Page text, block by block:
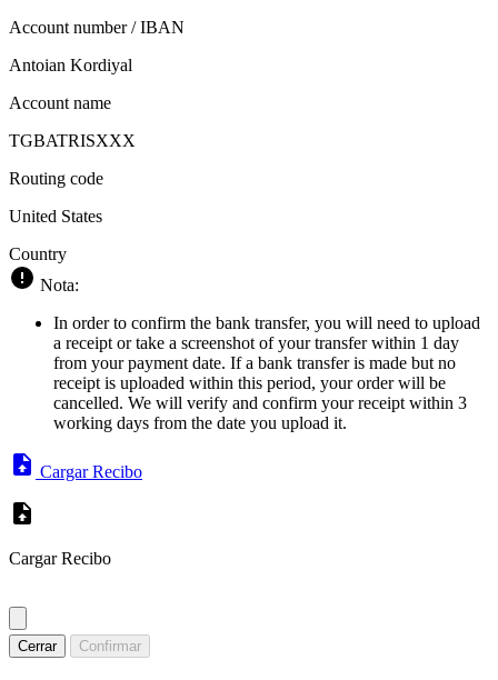
Account number / IBAN
Antoian Kordiyal
Account name
TGBATRISXXX
Routing code
United States
Country
Nota:
In order to confirm the bank transfer, you will need to upload
a receipt or take a screenshot of your transfer within 1 day
from your payment date. If a bank transfer is made but no
receipt is uploaded within this period, your order will be
cancelled. We will verify and confirm your receipt within 3
working days from the date you upload it.
Cargar Recibo
Cargar Recibo
Cerrar Confirmar